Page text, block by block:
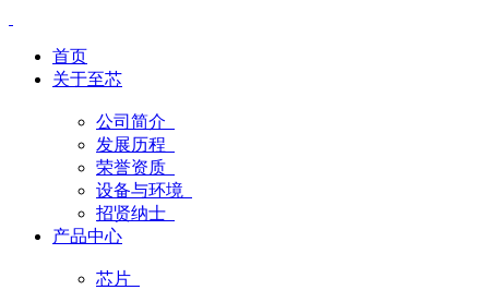
首页
关于至芯
公司简介
发展历程
荣誉资质
设备与环境
招贤纳士
产品中心
芯片